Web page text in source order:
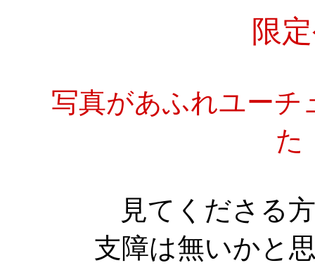
限定公開も
写真があふれユーチ
見てくださる
支障は無いかと